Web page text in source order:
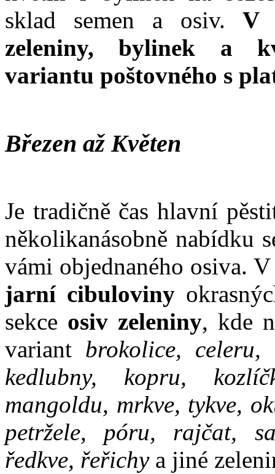
sklad semen a osiv. V
zeleniny, bylinek a
variantu poštovného s
Březen až Květen
Je tradičně čas hlavní
několikanásobně nabídku
vámi objednaného osiva.
jarní cibuloviny
sekce osiv zeleniny, kde
variant brokolice, celeru,
kedlubny, kopru,
mangoldu, mrkve, tykve,
petržele, póru, rajčat,
ředkve, řeřichya jiné